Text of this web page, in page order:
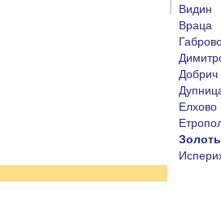
Видин
Враца
Добрич
Елхово